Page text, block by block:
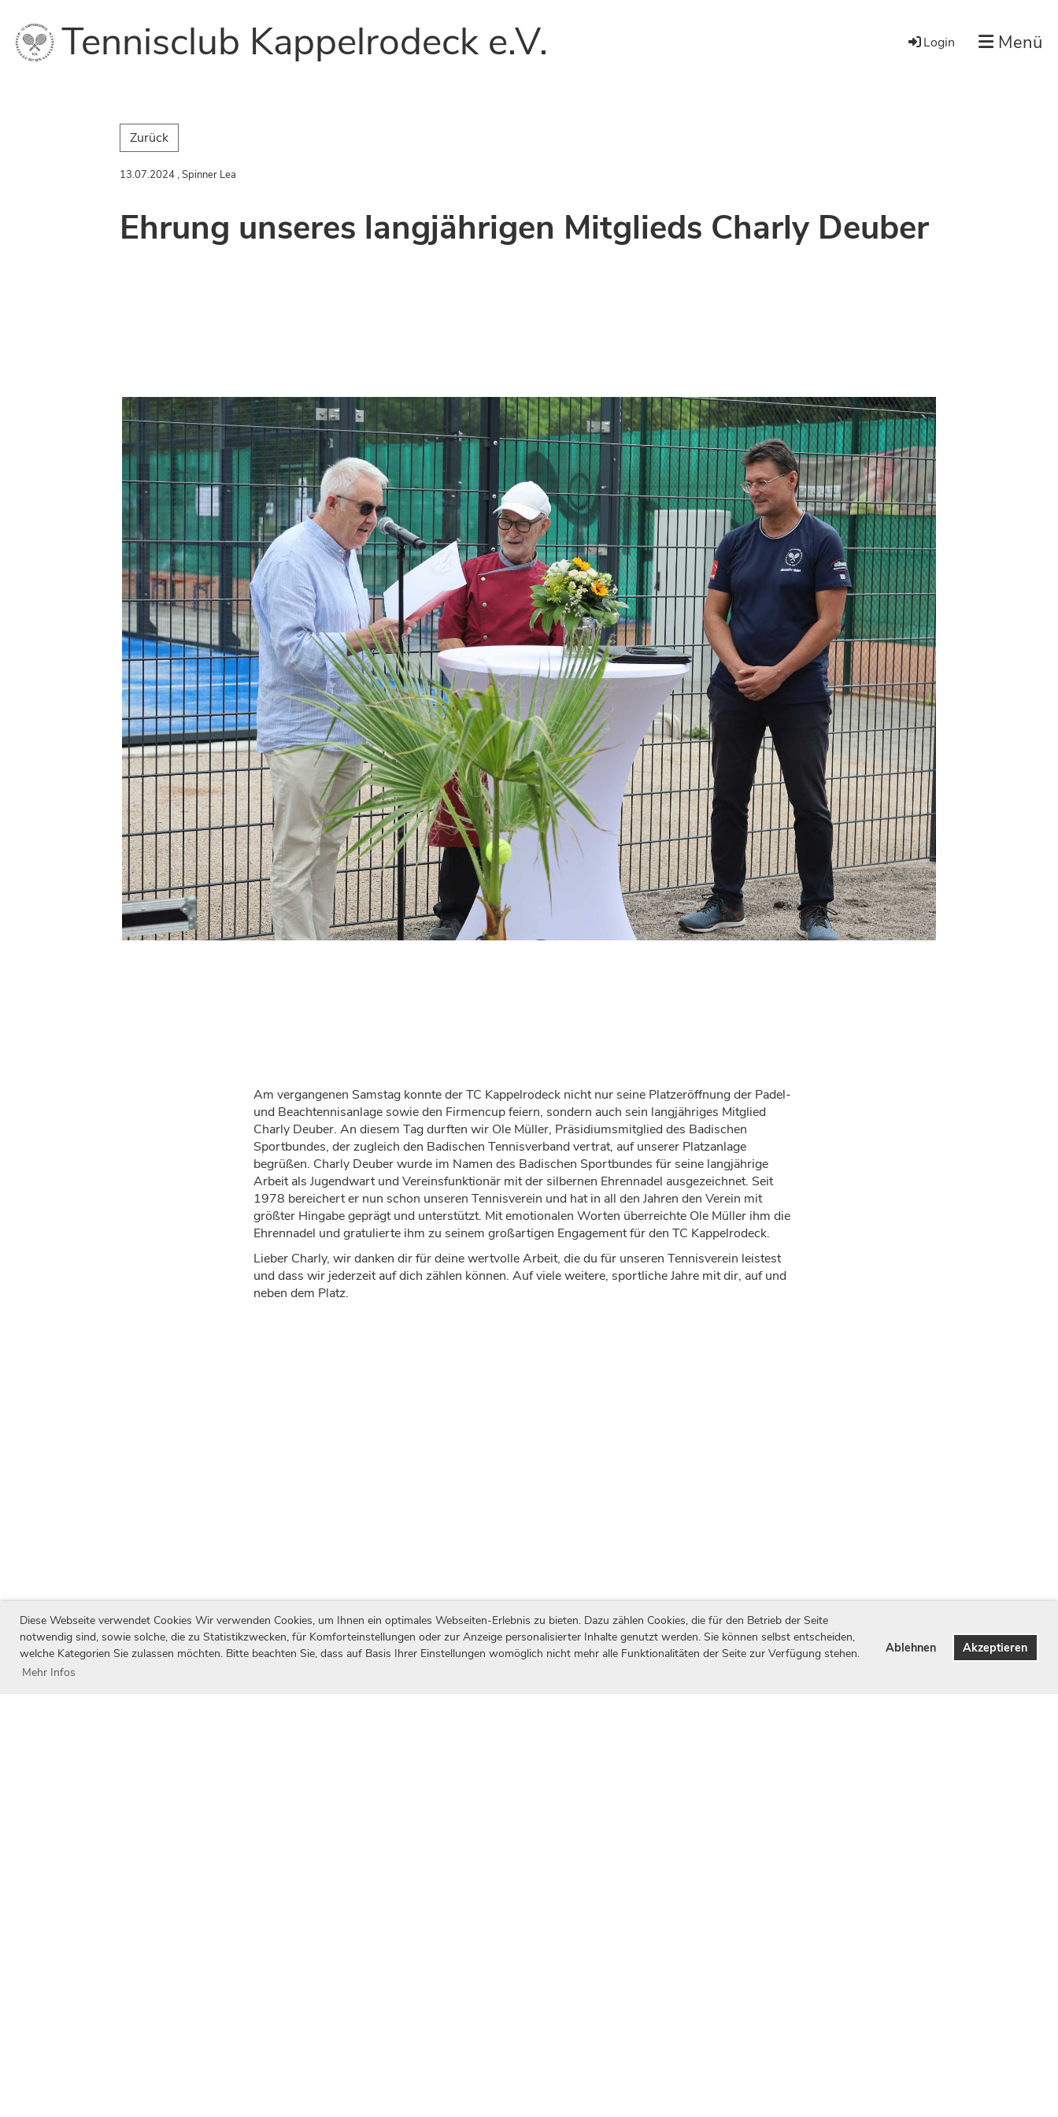
Diese Webseite verwendet Cookies Wir verwenden Cookies, um Ihnen ein optimales Webseiten-Erlebnis zu bieten. Dazu zählen Cookies, die für den Betrieb der Seite
notwendig sind, sowie solche, die zu Statistikzwecken, für Komforteinstellungen oder zur Anzeige personalisierter Inhalte genutzt werden. Sie können selbst entscheiden,
welche Kategorien Sie zulassen möchten. Bitte beachten Sie, dass auf Basis Ihrer Einstellungen womöglich nicht mehr alle Funktionalitäten der Seite zur Verfügung stehen.
Mehr Infos
Ablehnen Akzeptieren
Tennisclub Kappelrodeck e.V. Login Menü
Zurück
13.07.2024, Spinner Lea
Ehrung unseres langjährigen Mitglieds Charly Deuber
Am vergangenen Samstag konnte der TC Kappelrodeck nicht nur seine Platzeröffnung der Padel-
und Beachtennisanlage sowie den Firmencup feiern, sondern auch sein langjähriges Mitglied
Charly Deuber. An diesem Tag durften wir Ole Müller, Präsidiumsmitglied des Badischen
Sportbundes, der zugleich den Badischen Tennisverband vertrat, auf unserer Platzanlage
begrüßen. Charly Deuber wurde im Namen des Badischen Sportbundes für seine langjährige
Arbeit als Jugendwart und Vereinsfunktionär mit der silbernen Ehrennadel ausgezeichnet. Seit
1978 bereichert er nun schon unseren Tennisverein und hat in all den Jahren den Verein mit
größter Hingabe geprägt und unterstützt. Mit emotionalen Worten überreichte Ole Müller ihm die
Ehrennadel und gratulierte ihm zu seinem großartigen Engagement für den TC Kappelrodeck.
Lieber Charly, wir danken dir für deine wertvolle Arbeit, die du für unseren Tennisverein leistest
und dass wir jederzeit auf dich zählen können. Auf viele weitere, sportliche Jahre mit dir, auf und
neben dem Platz.